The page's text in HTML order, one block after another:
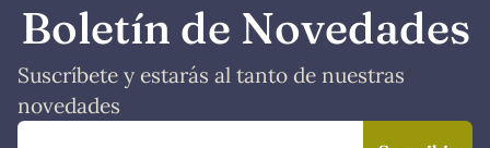
Boletín de Novedades
Suscríbete y estarás al tanto de nuestras
novedades